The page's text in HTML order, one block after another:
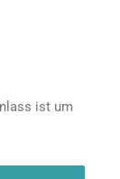
ist um